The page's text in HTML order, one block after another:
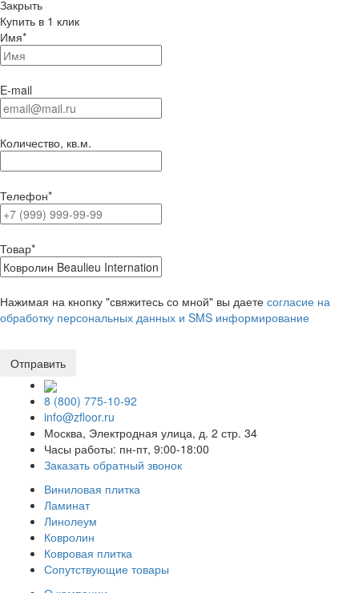
Закрыть
Купить в 1 клик
Имя*
E-mail
Количество, кв.м.
Телефон*
Товар*
Нажимая на кнопку "свяжитесь со мной" вы даете согласие на
обработку персональных данных и SMS информирование
8 (800) 775-10-92
info@zfloor.ru
Москва, Электродная улица, д. 2 стр. 34
Часы работы: пн-пт, 9:00-18:00
Заказать обратный звонок
Виниловая плитка
Ламинат
Линолеум
Ковролин
Ковровая плитка
Сопутствующие товары